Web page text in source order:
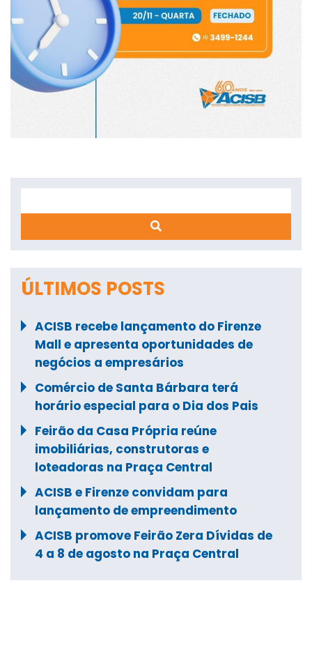
ÚLTIMOS POSTS
ACISB recebe lançamento do Firenze
Mall e apresenta oportunidades de
negócios a empresários
Comércio de Santa Bárbara terá
horário especial para o Dia dos Pais
Feirão da Casa Própria reúne
imobiliárias, construtoras e
loteadoras na Praça Central
ACISB e Firenze convidam para
lançamento de empreendimento
ACISB promove Feirão Zera Dívidas de
4 a 8 de agosto na Praça Central